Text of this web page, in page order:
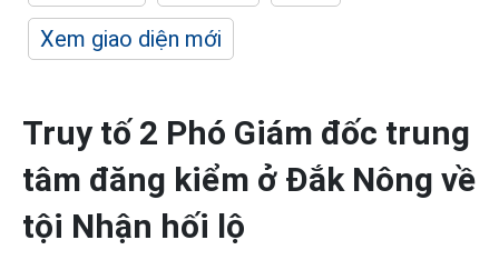
Xem giao diện mới
Truy tố 2 Phó Giám đốc trung
tâm đăng kiểm ở Đắk Nông về
tội Nhận hối lộ